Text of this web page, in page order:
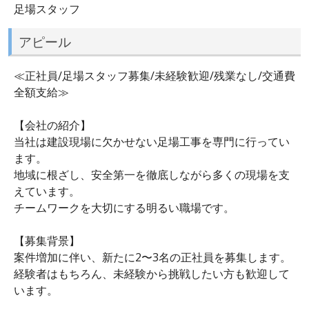
足場スタッフ
アピール
≪正社員/足場スタッフ募集/未経験歓迎/残業なし/交通費
全額支給≫
【会社の紹介】
当社は建設現場に欠かせない足場工事を専門に行ってい
ます。
地域に根ざし、安全第一を徹底しながら多くの現場を支
えています。
チームワークを大切にする明るい職場です。
【募集背景】
案件増加に伴い、新たに2〜3名の正社員を募集します。
経験者はもちろん、未経験から挑戦したい方も歓迎して
います。